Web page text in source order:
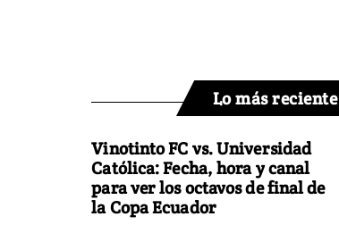
Lo más reciente
Vinotinto FC vs. Universidad
Católica: Fecha, hora y canal
para ver los octavos de final de
la Copa Ecuador